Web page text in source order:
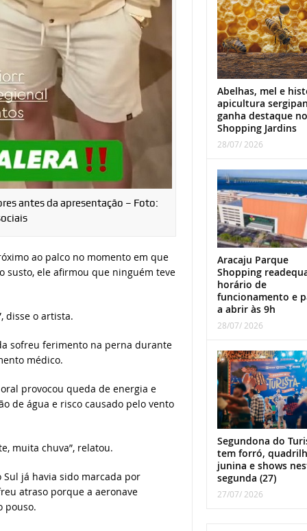
antes da apresentação – Foto:
ao palco no momento em que
susto, ele afirmou que ninguém teve
disse o artista.
sofreu ferimento na perna durante
médico.
provocou queda de energia e
de água e risco causado pelo vento
muita chuva”, relatou.
já havia sido marcada por
atraso porque a aeronave
pouso.
Abelhas, mel e
apicultura
ganha destaque no
Shopping Jardins
28/07/ 2026
Aracaju Parque
Shopping
horário de
funcionamento e
a abrir às 9h
28/07/ 2026
Segundona do
tem forró,
junina e shows
segunda (27)
27/07/ 2026